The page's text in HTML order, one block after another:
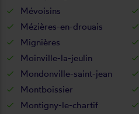
Mévoisins
Mézières-en-drouais
Mignières
Moinville-la-jeulin
Mondonville-saint-jean
Montboissier
Montigny-le-chartif